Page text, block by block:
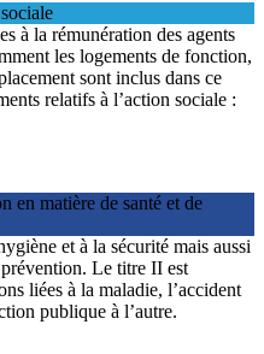
à la rémunération des agents
les logements de fonction,
sont inclus dans ce
relatifs à l’action sociale :
matière de santé et de
et à la sécurité mais aussi
Le titre II est
liées à la maladie, l’accident
publique à l’autre.